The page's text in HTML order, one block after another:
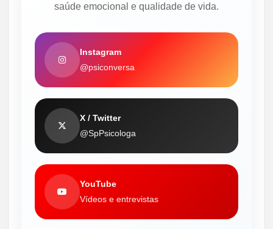
saúde emocional e qualidade de vida.
Instagram
@psiconversa
X / Twitter
@SpPsicologa
YouTube
Vídeos e entrevistas